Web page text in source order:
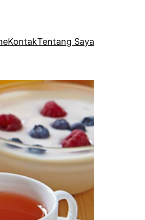
KontakTentang Saya